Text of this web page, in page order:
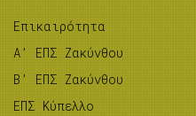
Επικαιρότητα
A’ ΕΠΣ Ζακύνθου
B’ ΕΠΣ Ζακύνθου
ΕΠΣ Κύπελλο